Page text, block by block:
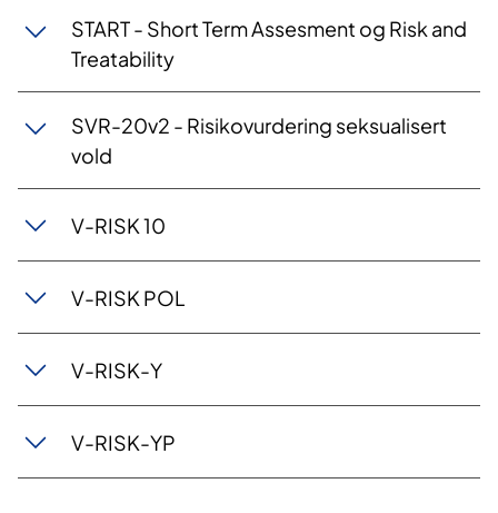
START - Short Term Assesment og Risk and
Treatability
SVR-20v2 - Risikovurdering seksualisert
vold
V-RISK 10
V-RISK POL
V-RISK-Y
V-RISK-YP